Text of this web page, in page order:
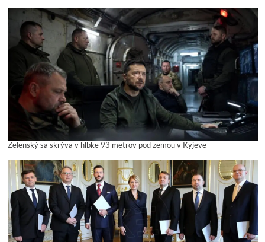
Zelenský sa skrýva v hĺbke 93 metrov pod zemou v Kyjeve